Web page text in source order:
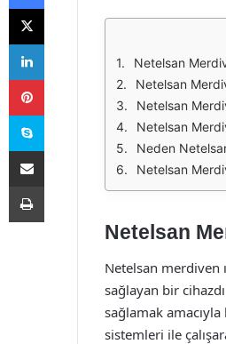
Netelsan
Netelsan
Netelsan
Netelsan
Neden
Netelsan
Netelsan
Netelsan merdiven
sağlayan bir
sağlamak amacıyla
sistemleri ile
X
LinkedIn
Pinterest
Skype
E-Posta ile paylaş